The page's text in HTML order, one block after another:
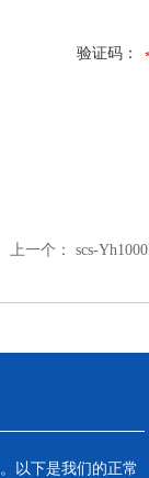
验证码：
上一个： scs-
以下是我们的正常